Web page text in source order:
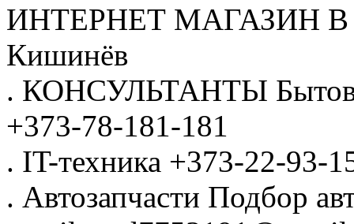
ИНТЕРНЕТ МАГАЗИН
Кишинёв
. КОНСУЛЬТАНТЫ
+373-78-181-181
. IT-техника +373-22-93-
. Автозапчасти Подбор